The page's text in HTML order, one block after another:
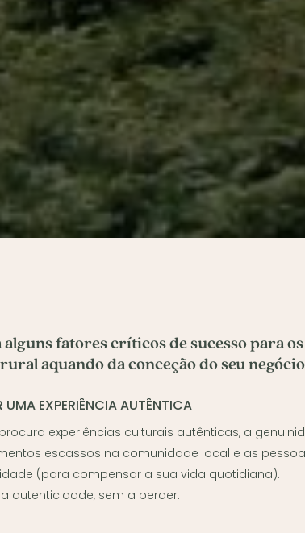
alguns fatores críticos de sucesso para
aquando da conceção do seu
UMA EXPERIÊNCIA AUTÊNTICA
experiências culturais autênticas, a
escassos na comunidade local e as
(para compensar a sua vida quotidiana).
autenticidade, sem a perder.